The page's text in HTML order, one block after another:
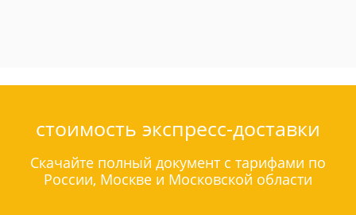
стоимость экспресс-доставки
Скачайте полный документ с тарифами по
России, Москве и Московской области